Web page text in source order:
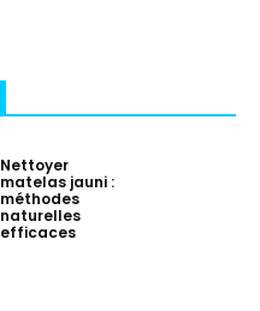
Nettoyer
matelas jauni :
méthodes
naturelles
efficaces